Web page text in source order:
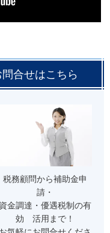
合せはこちら
税務顧問から補助金申
請・
資金調達・優遇税制の有
効 活用まで！